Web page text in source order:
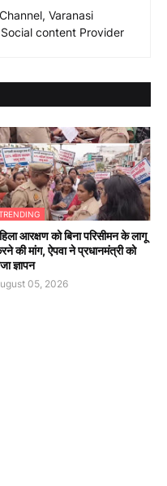
Varanasi
content Provider
आरक्षण को बिना परिसीमन के लागू
की मांग, ऐपवा ने प्रधानमंत्री को
ज्ञापन
05, 2026